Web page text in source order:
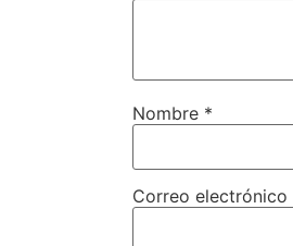
Nombre *
Correo electrónico